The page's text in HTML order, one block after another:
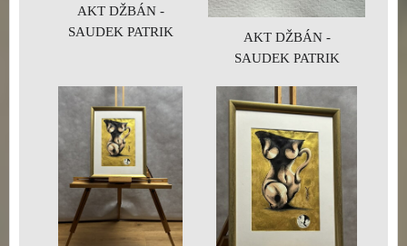
AKT DŽBÁN -
SAUDEK PATRIK
AKT DŽBÁN -
SAUDEK PATRIK